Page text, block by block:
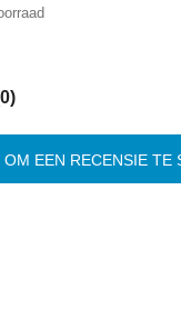
EEN RECENSIE TE